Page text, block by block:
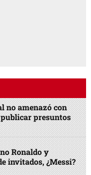
no amenazó con
presuntos
Ronaldo y
invitados, ¿Messi?